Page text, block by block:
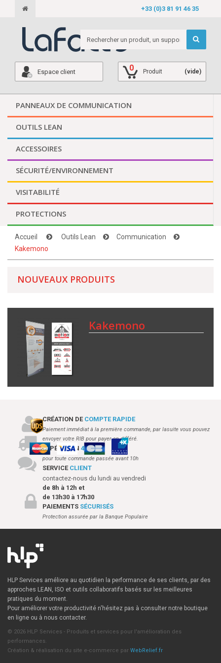
+33 (0)3 81 91 46 35
Espace client 0 Produit (vide)
PANNEAUX DE COMMUNICATION
OUTILS LEAN
ACCESSOIRES
SÉCURITÉ/ENVIRONNEMENT
VISITABILITÉ
PROTECTIONS
Accueil Outils Lean
Communication
Kakemono
NOUVEAUX PRODUITS
Kakemono
CRÉATION DE COMPTE RAPIDE
Paiement immédiat à la première commande, par lasuite vous pouvez
envoyer votre RIB pour payer en différé.
EXPÉDITION48H
pour toute commande passée avant 10h
SERVICE CLIENT
contactez-nous du lundi au vendredi
de 8h à 12h et
de 13h30 à 17h30
PAIEMENTS SÉCURISÉS
Protection assurée par la Banque Populaire
HLP Services améliore au quotidien la performance de ses clients, par des
approches LEAN, ISO et outils collaboratifs basés sur les meilleures
pratiques du moment.
Pour améliorer votre productivité n'hésitez pas à consulter notre boutique
en ligne ou à nous contacter.
© 2026 HLP Services - Produits et services pour l'amélioration des
performances.
Création & réalisation du site e-commerce par WebRelief.fr